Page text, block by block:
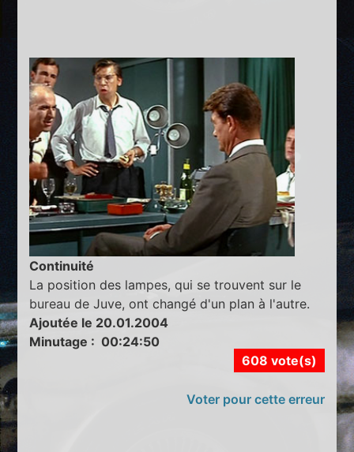
Continuité
La position des lampes, qui se trouvent sur le
bureau de Juve, ont changé d'un plan à l'autre.
Ajoutée le 20.01.2004
Minutage : 00:24:50
608 vote(s)
Voter pour cette erreur